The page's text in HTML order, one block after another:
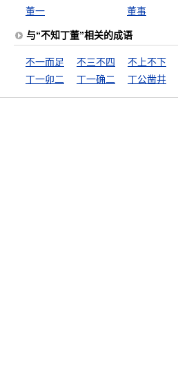
董一
董事
与“不知丁董”相关的成语
不一而足 不三不四 不上不下
丁一卯二
丁一确二 丁公凿井